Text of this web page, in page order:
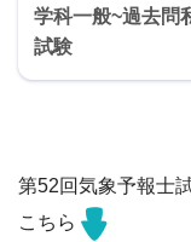
学科一般~過去問
試験
第52回気象予報士
こちら